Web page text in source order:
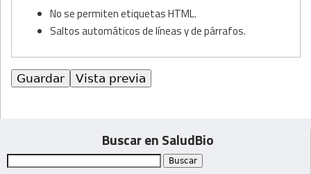
No se permiten etiquetas HTML.
Saltos automáticos de líneas y de párrafos.
Buscar en SaludBio